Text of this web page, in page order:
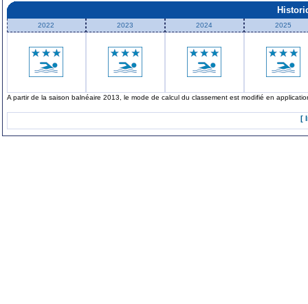
2022 2023 2024 2025
A partir de la saison balnéaire 2013, le mode de calcul du classement est modifié en
[